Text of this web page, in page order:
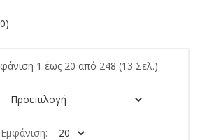
1 έως 20 από 248 (13 Σελ.)
Εμφάνιση: